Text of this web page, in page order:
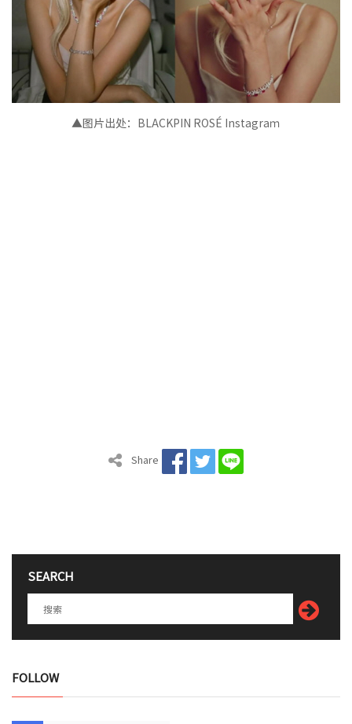
▲图片出处： BLACKPIN ROSÉ Instagraｍ
Share
SEARCH
FOLLOW